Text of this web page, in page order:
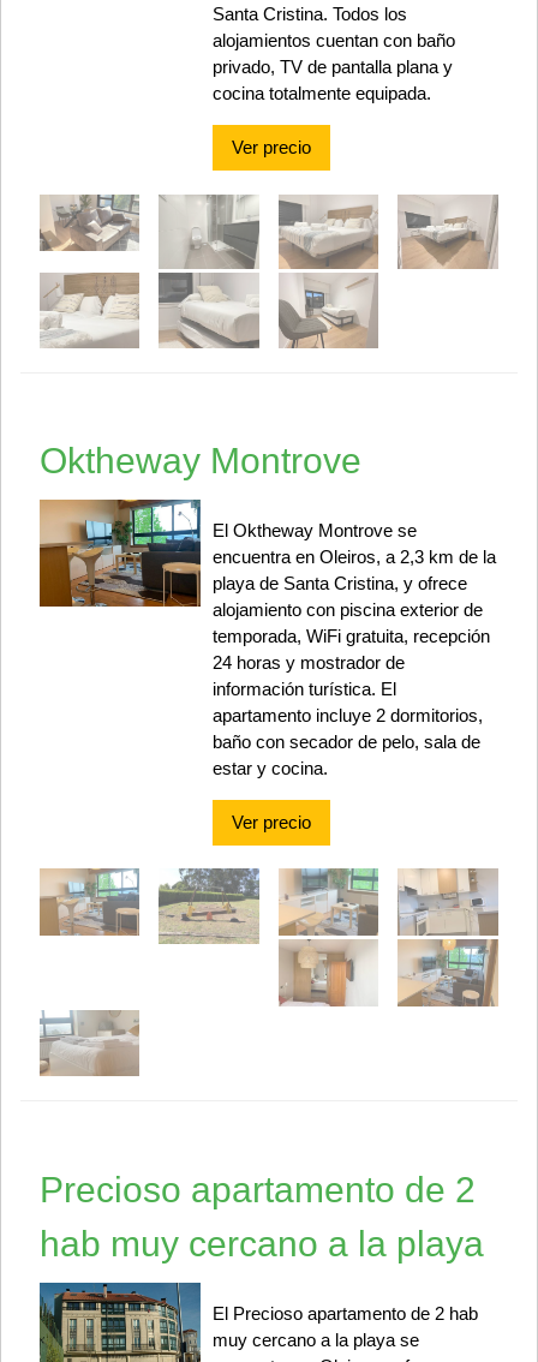
Santa Cristina. Todos los
alojamientos cuentan con baño
privado, TV de pantalla plana y
cocina totalmente equipada.
Ver precio
Oktheway Montrove
El Oktheway Montrove se
encuentra en Oleiros, a 2,3 km de la
playa de Santa Cristina, y ofrece
alojamiento con piscina exterior de
temporada, WiFi gratuita, recepción
24 horas y mostrador de
información turística. El
apartamento incluye 2 dormitorios,
baño con secador de pelo, sala de
estar y cocina.
Ver precio
Precioso apartamento de 2
hab muy cercano a la playa
El Precioso apartamento de 2 hab
muy cercano a la playa se